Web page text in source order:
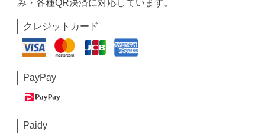
み・各種QR決済に対応しています。
クレジットカード
PayPay
Paidy